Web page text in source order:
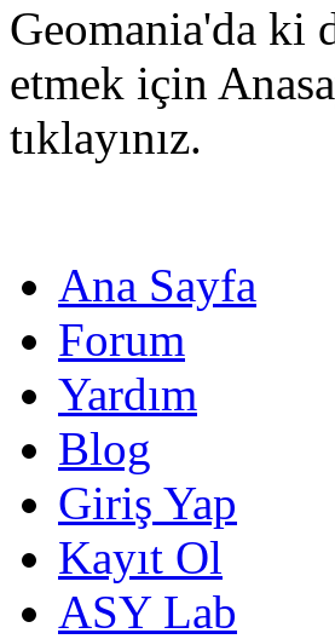
Geomania'da ki
etmek için
tıklayınız.
Ana Sayfa
Forum
Yardım
Blog
Giriş Yap
Kayıt Ol
ASY Lab